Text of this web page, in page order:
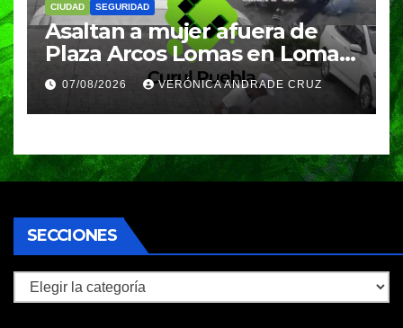
CIUDAD SEGURIDAD
Asaltan a mujer afuera de
Plaza Arcos Lomas en Lomas
de Angelópolis; delincuentes
huyeron en auto
07/08/2026 VERÓNICA ANDRADE CRUZ
SECCIONES
Secciones